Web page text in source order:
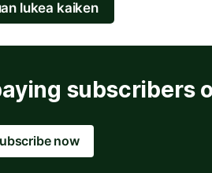
lukea kaiken
subscribers
now